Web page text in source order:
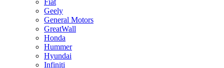
Fiat
Geely
General Motors
GreatWall
Honda
Hummer
Hyundai
Infiniti